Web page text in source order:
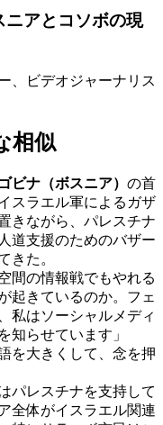
ニアとコソボの現
、ビデオジャーナリス
相似
ビナ（ボスニア） の首
スラエル軍によるガザ
きながら、パレスチナ
道支援のためのバザー
きた。
間の情報戦でもやれる
起きているのか。フェ
私はソーシャルメディ
知らせています」
を大きくして、念を押
パレスチナを支持して
全体がイスラエル関連